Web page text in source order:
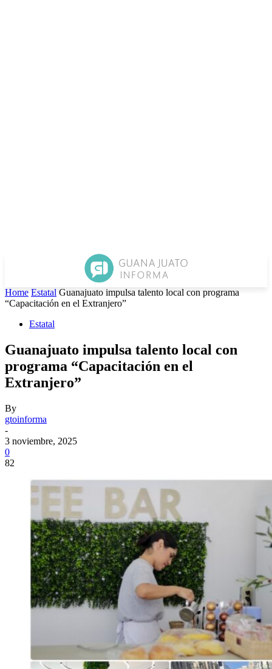
Home Estatal Guanajuato impulsa talento local con programa
“Capacitación en el Extranjero”
Estatal
Guanajuato impulsa talento local con
programa “Capacitación en el
Extranjero”
By
gtoinforma
-
3 noviembre, 2025
0
82